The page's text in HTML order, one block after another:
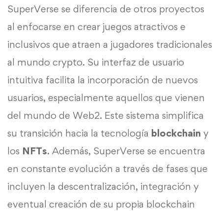
SuperVerse se diferencia de otros proyectos
al enfocarse en crear juegos atractivos e
inclusivos que atraen a jugadores tradicionales
al mundo crypto. Su interfaz de usuario
intuitiva facilita la incorporación de nuevos
usuarios, especialmente aquellos que vienen
del mundo de Web2. Este sistema simplifica
su transición hacia la tecnología blockchain y
los NFTs. Además, SuperVerse se encuentra
en constante evolución a través de fases que
incluyen la descentralización, integración y
eventual creación de su propia blockchain